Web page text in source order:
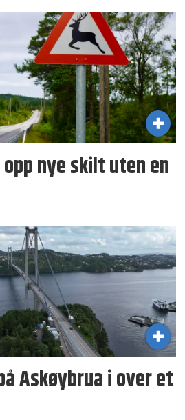
nye skilt uten en
Askøybrua i over et